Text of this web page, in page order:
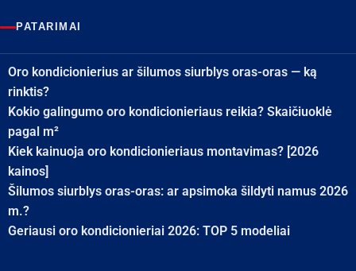
PATARIMAI
Oro kondicionierius ar šilumos siurblys oras-oras — ką
rinktis?
Kokio galingumo oro kondicionieriaus reikia? Skaičiuoklė
pagal m²
Kiek kainuoja oro kondicionieriaus montavimas? [2026
kainos]
Šilumos siurblys oras-oras: ar apsimoka šildyti namus 2026
m.?
Geriausi oro kondicionieriai 2026: TOP 5 modeliai